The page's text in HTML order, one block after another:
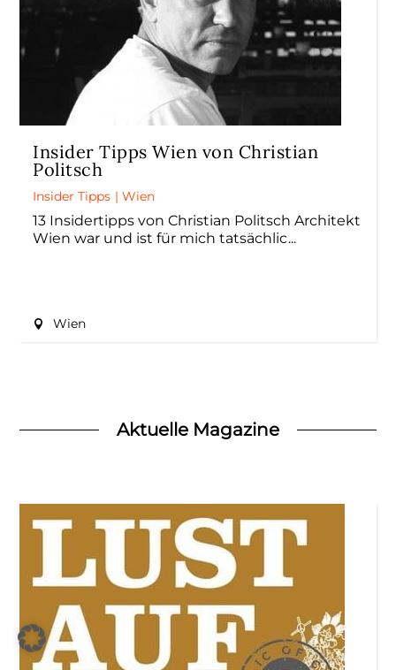
Insider Tipps Wien von Christian
Politsch
Insider Tipps |Wien
13 Insidertipps von Christian Politsch Architekt
Wien war und ist für mich tatsächlic
Wien
Aktuelle Magazine